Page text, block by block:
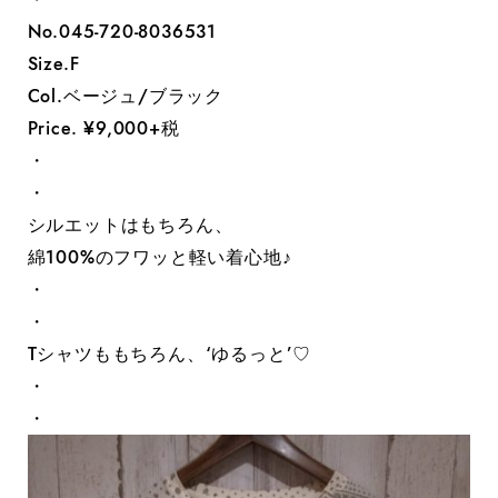
No.045-720-8036531
Size.F
Col.ベージュ/ブラック
Price. ¥9,000+税
・
・
シルエットはもちろん、
綿100%のフワッと軽い着心地♪
・
・
Tシャツももちろん、‘ゆるっと’♡
・
・